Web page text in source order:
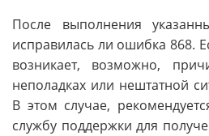
После выполнения
исправилась ли ошибка 868.
возникает, возможно,
неполадках или нештатной
В этом случае,
службу поддержки для